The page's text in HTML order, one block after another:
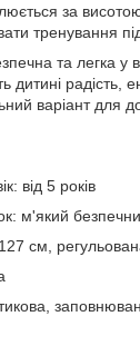
за
тренування під
та легка у
дитині радість,
варіант для
від 5 років
м'який
см,